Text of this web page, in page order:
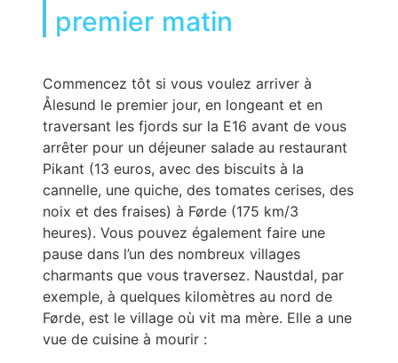
premier matin
Commencez tôt si vous voulez arriver à
Ålesund le premier jour, en longeant et en
traversant les fjords sur la E16 avant de vous
arrêter pour un déjeuner salade au restaurant
Pikant (13 euros, avec des biscuits à la
cannelle, une quiche, des tomates cerises, des
noix et des fraises) à Førde (175 km/3
heures). Vous pouvez également faire une
pause dans l’un des nombreux villages
charmants que vous traversez. Naustdal, par
exemple, à quelques kilomètres au nord de
Førde, est le village où vit ma mère. Elle a une
vue de cuisine à mourir :